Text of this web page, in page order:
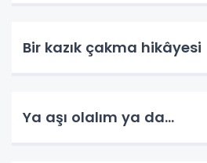
Bir kazık çakma hikâyesi
Ya aşı olalım ya da...